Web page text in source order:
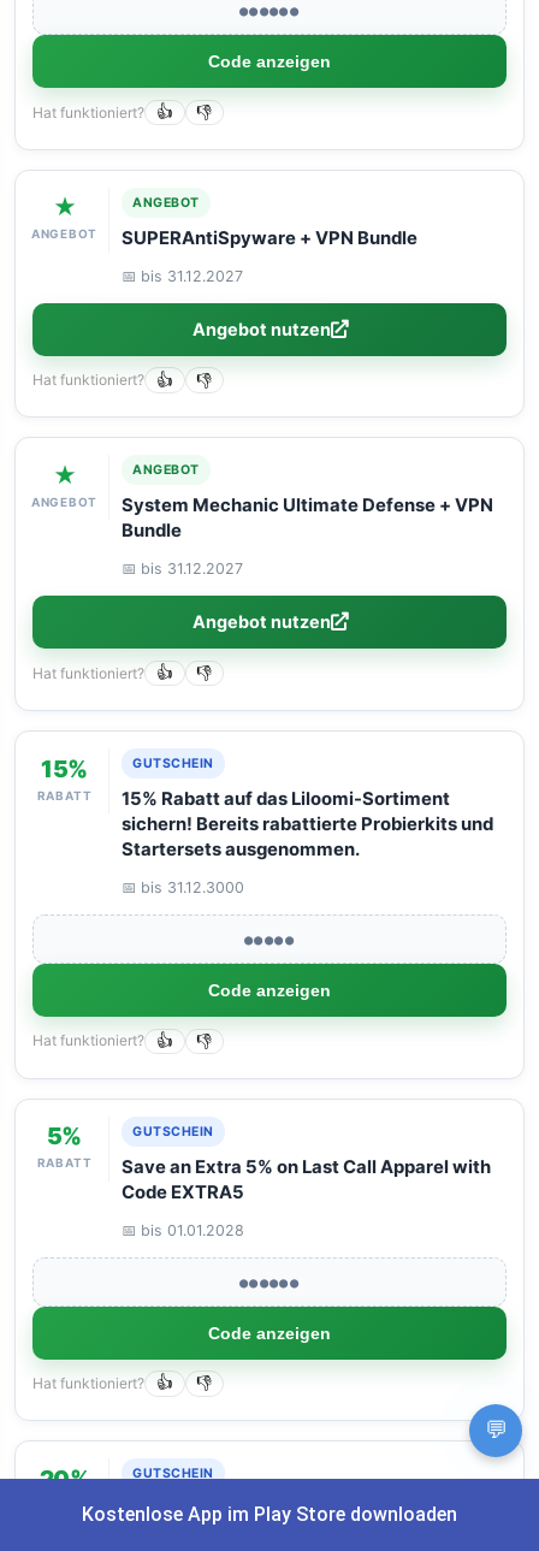
●●●●●●
Code anzeigen
Hat funktioniert? 👍 👎
★
ANGEBOT
ANGEBOT
SUPERAntiSpyware + VPN Bundle
📅 bis 31.12.2027
Angebot nutzen
Hat funktioniert? 👍 👎
★
ANGEBOT
ANGEBOT
System Mechanic Ultimate Defense + VPN
Bundle
📅 bis 31.12.2027
Angebot nutzen
Hat funktioniert? 👍 👎
15%
RABATT
GUTSCHEIN
15% Rabatt auf das Liloomi-Sortiment
sichern! Bereits rabattierte Probierkits und
Startersets ausgenommen.
📅 bis 31.12.3000
●●●●●
Code anzeigen
Hat funktioniert? 👍 👎
5%
RABATT
GUTSCHEIN
Save an Extra 5% on Last Call Apparel with
Code EXTRA5
📅 bis 01.01.2028
●●●●●●
Code anzeigen
Hat funktioniert? 👍 👎
20%
RABATT
GUTSCHEIN
New BYLT Customers Get 20% Off Their
💬
Kostenlose App im Play Store downloaden